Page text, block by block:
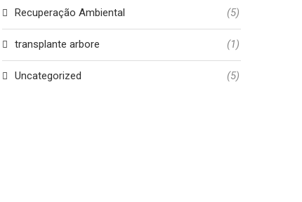
Recuperação Ambiental (5)
transplante arbore (1)
Uncategorized (5)